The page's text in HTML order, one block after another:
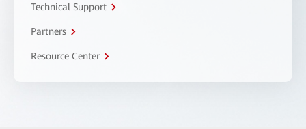
Technical Support
Partners
Resource Center